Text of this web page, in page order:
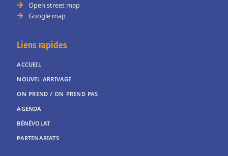
Liens rapides
ACCUEIL
NOUVEL ARRIVAGE
ON PREND / ON PREND PAS
AGENDA
BÉNÉVOLAT
PARTENARIATS
Open street map
Google map